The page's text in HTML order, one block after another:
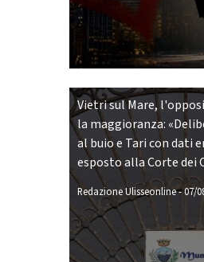
Vietri sul Mare,
la maggioranza:
al buio e Tari con dati
esposto alla Corte dei
Redazione Ulisseonline-07/